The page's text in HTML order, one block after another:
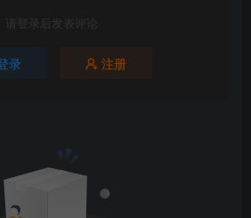
webAI 吧，然后将 service 下的 dist
⽂件复制到public中，在public中创建
请登录后发表评论
录 注册